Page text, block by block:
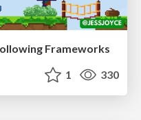
Frameworks
1 330